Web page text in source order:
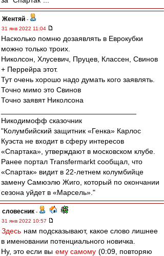
Жентяй -
31 янв 2022 11:04
Насколько помню дозаявлять в Еврокубки
можно только троих.
Николсон, Хлусевич, Пруцев, Классен, Свинов
+ Перрейра этот.
Тут очень хорошо надо думать кого заявлять.
Точно мимо это Свинов
Точно заявят Николсона
Никодимофф сказочник
"Колумбийский защитник «Генка» Карлос
Куэста не входит в сферу интересов
«Спартака», утверждают в московском клубе.
Ранее портал Transfermarkt сообщал, что
«Спартак» видит в 22-летнем колумбийце
замену Самюэлю Жиго, который по окончании
сезона уйдет в «Марсель»."
словесник -
31 янв 2022 10:57
Здесь нам подсказывают, какое слово лишнее
в именовании потенциального новичка.
Ну, это если вы ему самому (0:09, повторяю